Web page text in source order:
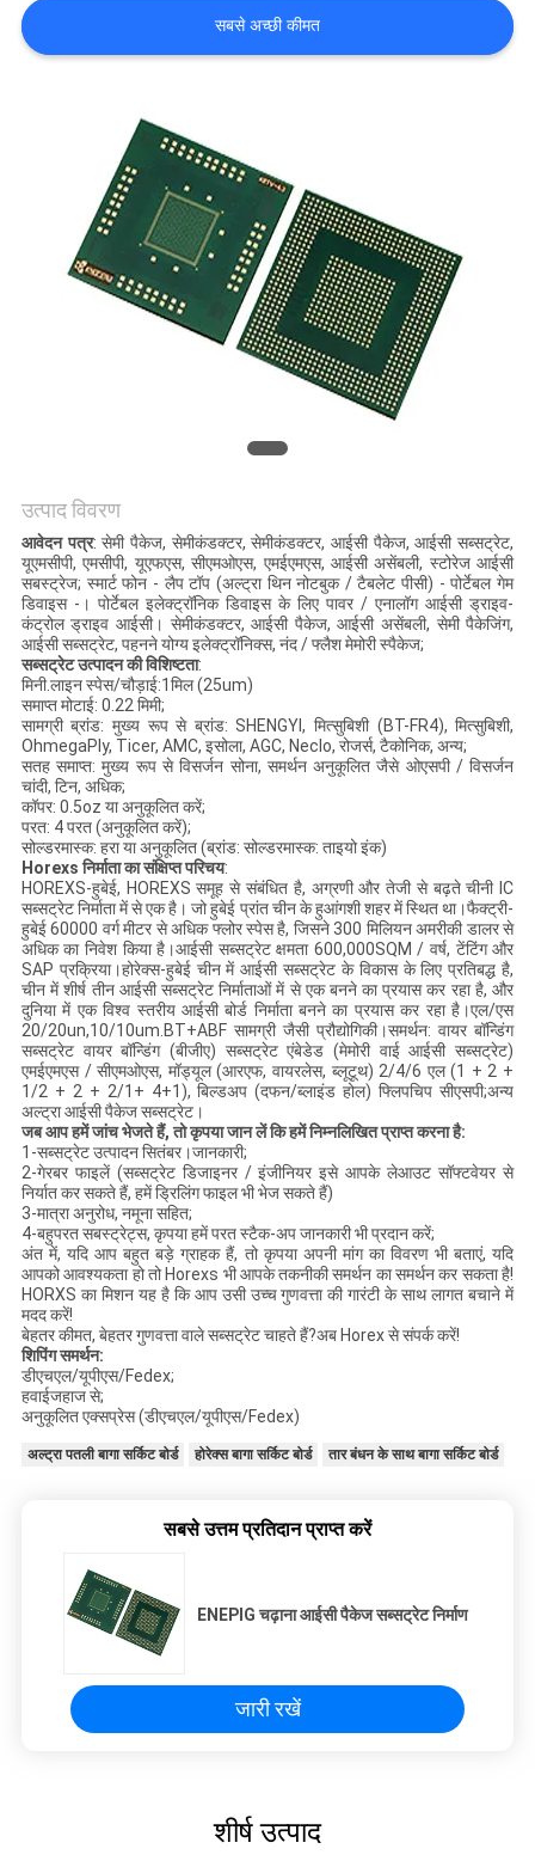
एक
सबसे अच्छी कीमत
उत्पाद विवरण
आवेदन पत्र: सेमी पैकेज, सेमीकंडक्टर, सेमीकंडक्टर, आईसी पैकेज, आईसी सब्सट्रेट,
यूएमसीपी, एमसीपी, यूएफएस, सीएमओएस, एमईएमएस, आईसी असेंबली, स्टोरेज आईसी
सबस्ट्रेज; स्मार्ट फोन - लैप टॉप (अल्ट्रा थिन नोटबुक / टैबलेट पीसी) - पोर्टेबल गेम
डिवाइस -। पोर्टेबल इलेक्ट्रॉनिक डिवाइस के लिए पावर / एनालॉग आईसी ड्राइव-
कंट्रोल ड्राइव आईसी। सेमीकंडक्टर, आईसी पैकेज, आईसी असेंबली, सेमी पैकेजिंग,
आईसी सब्सट्रेट, पहनने योग्य इलेक्ट्रॉनिक्स, नंद / फ्लैश मेमोरी स्पैकेज;
सब्सट्रेट उत्पादन की विशिष्टता:
मिनी.लाइन स्पेस/चौड़ाई:1मिल (25um)
समाप्त मोटाई: 0.22 मिमी;
सामग्री ब्रांड: मुख्य रूप से ब्रांड: SHENGYI, मित्सुबिशी (BT-FR4), मित्सुबिशी,
OhmegaPly, Ticer, AMC, इसोला, AGC, Neclo, रोजर्स, टैकोनिक, अन्य;
सतह समाप्त: मुख्य रूप से विसर्जन सोना, समर्थन अनुकूलित जैसे ओएसपी / विसर्जन
चांदी, टिन, अधिक;
कॉपर: 0.5oz या अनुकूलित करें;
परत: 4 परत (अनुकूलित करें);
सोल्डरमास्क: हरा या अनुकूलित (ब्रांड: सोल्डरमास्क: ताइयो इंक)
Horexs निर्माता का संक्षिप्त परिचय:
HOREXS-हुबेई, HOREXS समूह से संबंधित है, अग्रणी और तेजी से बढ़ते चीनी IC
सब्सट्रेट निर्माता में से एक है। जो हुबेई प्रांत चीन के हुआंगशी शहर में स्थित था।फैक्ट्री-
हुबेई 60000 वर्ग मीटर से अधिक फ्लोर स्पेस है, जिसने 300 मिलियन अमरीकी डालर से
अधिक का निवेश किया है।आईसी सब्सट्रेट क्षमता 600,000SQM / वर्ष, टेंटिंग और
SAP प्रक्रिया।होरेक्स-हुबेई चीन में आईसी सब्सट्रेट के विकास के लिए प्रतिबद्ध है,
चीन में शीर्ष तीन आईसी सब्सट्रेट निर्माताओं में से एक बनने का प्रयास कर रहा है, और
दुनिया में एक विश्व स्तरीय आईसी बोर्ड निर्माता बनने का प्रयास कर रहा है।एल/एस
20/20un,10/10um.BT+ABF सामग्री जैसी प्रौद्योगिकी।समर्थन: वायर बॉन्डिंग
सब्सट्रेट वायर बॉन्डिंग (बीजीए) सब्सट्रेट एंबेडेड (मेमोरी वाई आईसी सब्सट्रेट)
एमईएमएस / सीएमओएस, मॉड्यूल (आरएफ, वायरलेस, ब्लूटूथ) 2/4/6 एल (1 + 2 +
1/2 + 2 + 2/1+ 4+1), बिल्डअप (दफन/ब्लाइंड होल) फ्लिपचिप सीएसपी;अन्य
अल्ट्रा आईसी पैकेज सब्सट्रेट।
जब आप हमें जांच भेजते हैं, तो कृपया जान लें कि हमें निम्नलिखित प्राप्त करना है:
1-सब्सट्रेट उत्पादन सितंबर।जानकारी;
2-गेरबर फाइलें (सब्सट्रेट डिजाइनर / इंजीनियर इसे आपके लेआउट सॉफ्टवेयर से
निर्यात कर सकते हैं, हमें ड्रिलिंग फाइल भी भेज सकते हैं)
3-मात्रा अनुरोध, नमूना सहित;
4-बहुपरत सबस्ट्रेट्स, कृपया हमें परत स्टैक-अप जानकारी भी प्रदान करें;
अंत में, यदि आप बहुत बड़े ग्राहक हैं, तो कृपया अपनी मांग का विवरण भी बताएं, यदि
आपको आवश्यकता हो तो Horexs भी आपके तकनीकी समर्थन का समर्थन कर सकता है!
HORXS का मिशन यह है कि आप उसी उच्च गुणवत्ता की गारंटी के साथ लागत बचाने में
मदद करें!
बेहतर कीमत, बेहतर गुणवत्ता वाले सब्सट्रेट चाहते हैं?अब Horex से संपर्क करें!
शिपिंग समर्थन:
डीएचएल/यूपीएस/Fedex;
हवाईजहाज से;
अनुकूलित एक्सप्रेस (डीएचएल/यूपीएस/Fedex)
अल्ट्रा पतली बागा सर्किट बोर्ड होरेक्स बागा सर्किट बोर्ड तार बंधन के साथ बागा सर्किट बोर्ड
सबसे उत्तम प्रतिदान प्राप्त करें
ENEPIG चढ़ाना आईसी पैकेज सब्सट्रेट निर्माण
जारी रखें
शीर्ष उत्पाद